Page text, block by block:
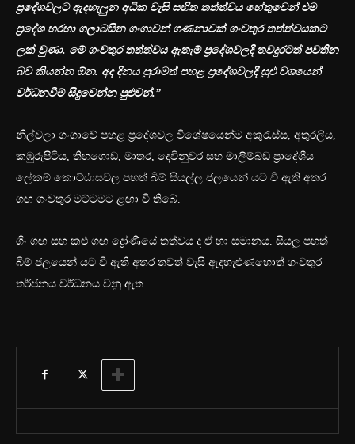
ප්‍රදේශවලට ඇදහැලුන අධික වැසි සහිත තත්ත්වය හේතුවෙන් එම
ප්‍රදේශ හරහා ගලාබසින ගංගාවන් ගණනාවක් ගංවතුර තත්ත්වයකට
ලක් වුණා. මේ ගංවතුර තත්ත්වය ඇතැම් ප්‍රදේශවලදී තවදුරටත් පවතින
බව කියන්න ඕන. අද දිනය පුරාමත් පහළ ප්‍රදේශවලදී සුළු වශයෙන්
වර්ධනවීම් සිදුවෙන්න පුළුවන්.”
නිල්වලා ගංගාවේ පහළ ප්‍රදේශවල විශේෂයෙන්ම අකුරැස්ස, අතුරලිය,
කඹුරුපිටිය, තිහගොඩ, මාතර, දෙවිනුවර සහ මාලිම්බඩ ප්‍රාදේශීය
ලේකම් කොට්ඨාසවල පහත් බිම් සියල්ල ජලයෙන් යට වී ඇති අතර
ගඟ ගංවතුර මට්ටමට ළඟා වී තිබේ.
ගිං ගඟ සහ කළු ගඟ ද්‍රෝණියේ තත්වය ද ඒ හා සමානය. සියලු පහත්
බිම් ජලයෙන් යට වී ඇති අතර තවත් වැසි ඇදහැ‍ළුණහොත් ගංවතුර
තර්ජනය වර්ධනය වනු ඇත.